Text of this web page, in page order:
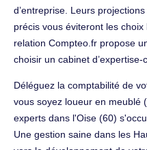
d’entreprise. Leurs
précis vous éviteront les
relation Compteo.fr propose
choisir un cabinet
Déléguez la comptabilité de
vous soyez loueur en meublé
experts dans l'Oise (60)
Une gestion saine dans les